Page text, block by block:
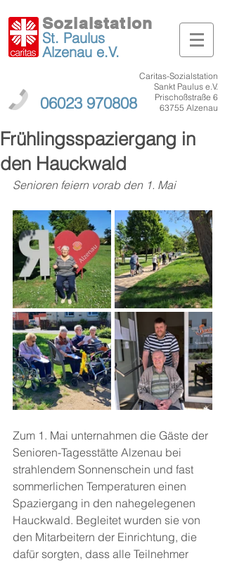
Sozialstation
St. Paulus
Alzenau e.V.
06023 970808
Caritas-Sozialstation
Sankt Paulus e.V.
Prischoßstraße 6
63755 Alzenau
Frühlingsspaziergang in
den Hauckwald
Senioren feiern vorab den 1. Mai
Zum 1. Mai unternahmen die Gäste der
Senioren-Tagesstätte Alzenau bei
strahlendem Sonnenschein und fast
sommerlichen Temperaturen einen
Spaziergang in den nahegelegenen
Hauckwald. Begleitet wurden sie von
den Mitarbeitern der Einrichtung, die
dafür sorgten, dass alle Teilnehmer